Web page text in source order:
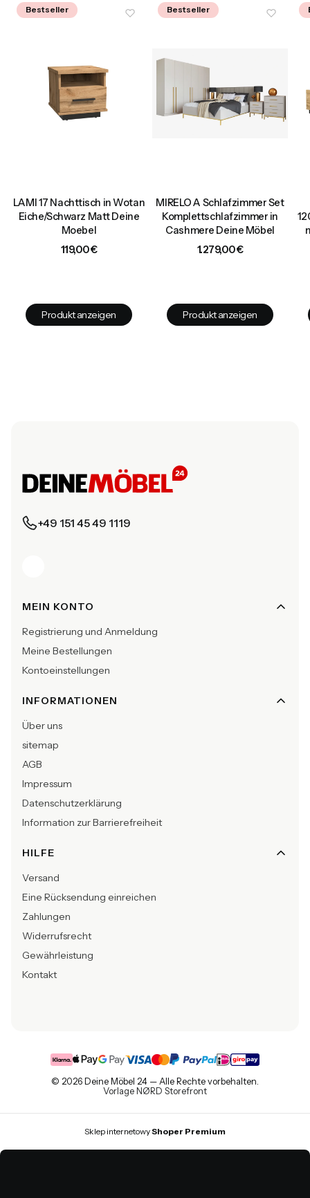
Bestseller
LAMI 17 Nachttisch in Wotan
Eiche/Schwarz Matt Deine
Moebel
Preis
119,00 €
Produkt anzeigen
Bestseller
MIRELO A Schlafzimmer Set
Komplettschlafzimmer in
Cashmere Deine Möbel
Preis
1.279,00 €
Produkt anzeigen
+49 151 45 49 1119
Fußzeilenmenü
MEIN KONTO
Registrierung und Anmeldung
Meine Bestellungen
Kontoeinstellungen
INFORMATIONEN
Über uns
sitemap
AGB
Impressum
Datenschutzerklärung
Information zur Barrierefreiheit
HILFE
Versand
Eine Rücksendung einreichen
Zahlungen
Widerrufsrecht
Gewährleistung
Kontakt
© 2026 Deine Möbel 24 — Alle Rechte vorbehalten.
Vorlage NØRD Storefront
Sklep internetowyShoper Premium